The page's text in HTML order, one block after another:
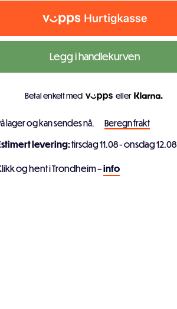
Legg i handlekurven
Betal enkelt med eller
lager og kan sendes nå.
Beregn frakt
levering:tirsdag 11.08 - onsdag 12.08
og hent i Trondheim –info